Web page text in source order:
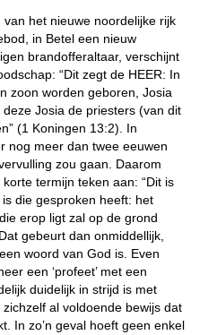
het nieuwe noordelijke rijk
in Betel een nieuw
brandofferaltaar, verschijnt
“Dit zegt de HEER: In
zoon worden geboren, Josia
Josia de priesters (van dit
(1 Koningen 13:2). In
nog meer dan twee eeuwen
zou gaan. Daarom
termijn teken aan: “Dit is
die gesproken heeft: het
erop ligt zal op de grond
gebeurt dan onmiddellijk,
woord van God is. Even
een ‘profeet’ met een
duidelijk in strijd is met
al voldoende bewijs dat
In zo’n geval hoeft geen enkel